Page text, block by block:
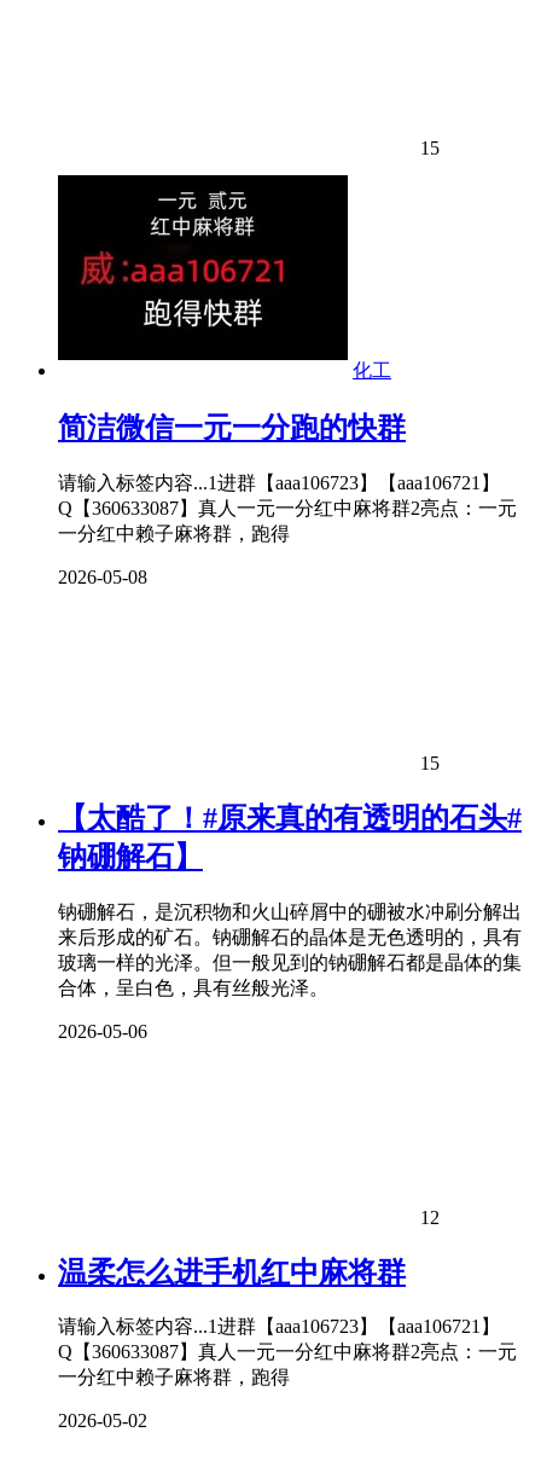
15
化工
简洁微信一元一分跑的快群
请输入标签内容...1进群【aaa106723】【aaa106721】
Q【360633087】真人一元一分红中麻将群2亮点：一元
一分红中赖子麻将群，跑得
2026-05-08
15
【太酷了！#原来真的有透明的石头#
钠硼解石】
钠硼解石，是沉积物和火山碎屑中的硼被水冲刷分解出
来后形成的矿石。钠硼解石的晶体是无色透明的，具有
玻璃一样的光泽。但一般见到的钠硼解石都是晶体的集
合体，呈白色，具有丝般光泽。
2026-05-06
12
温柔怎么进手机红中麻将群
请输入标签内容...1进群【aaa106723】【aaa106721】
Q【360633087】真人一元一分红中麻将群2亮点：一元
一分红中赖子麻将群，跑得
2026-05-02